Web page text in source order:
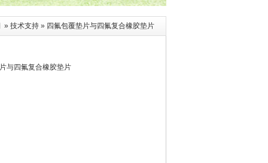
» 技术支持» 四氟包覆垫片与四氟复合橡胶垫片
与四氟复合橡胶垫片